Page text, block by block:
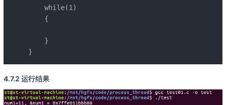
    while(1)
    {
    }
}
4.7.2 运行结果